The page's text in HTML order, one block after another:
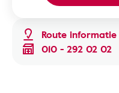
Route informatie
010 - 292 02 02